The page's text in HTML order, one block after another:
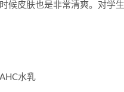
候皮肤也是非常清爽。对学